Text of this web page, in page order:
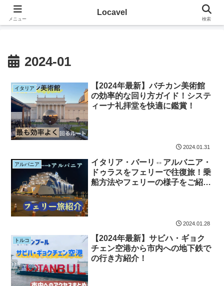
その地に溶け込むローカルたび
2024-01
イタリア
【2024年最新】バチカン美術館
の効率的な回り方ガイド！システ
ィーナ礼拝堂を快適に鑑賞！
2024.01.31
アルバニア
イタリア・バーリ⇔アルバニア・
ドゥラスをフェリーで往復旅！乗
船方法やフェリーの様子をご紹
2024.01.28
トルコ
【2024年最新】サビハ・ギョク
チェン空港から市内への地下鉄で
の行き方紹介！
メニュー
Locavel
検索